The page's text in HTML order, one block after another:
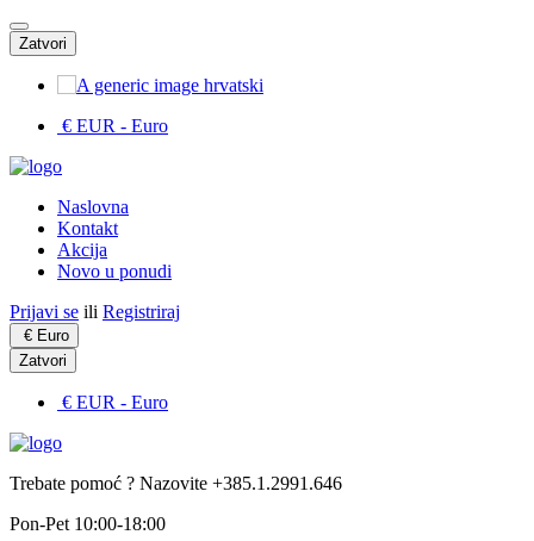
Zatvori
hrvatski
€ EUR - Euro
Naslovna
Kontakt
Akcija
Novo u ponudi
Prijavi se ili Registriraj
€ Euro
Zatvori
€ EUR - Euro
Trebate pomoć ? Nazovite +385.1.2991.646
Pon-Pet 10:00-18:00